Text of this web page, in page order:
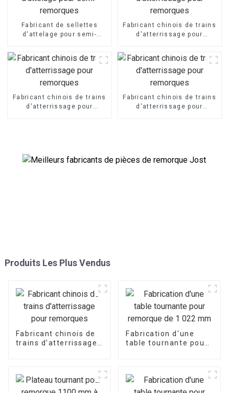
Fabricant de sellettes
d'attelage pour semi-
Fabricant chinois de trains
d'atterrissage pour
Fabricant chinois de trains
d'atterrissage pour
Fabricant chinois de trains
d'atterrissage pour
Produits Les Plus Vendus
Fabricant chinois de
trains d'atterrissage
Fabrication d'une
table tournante pour